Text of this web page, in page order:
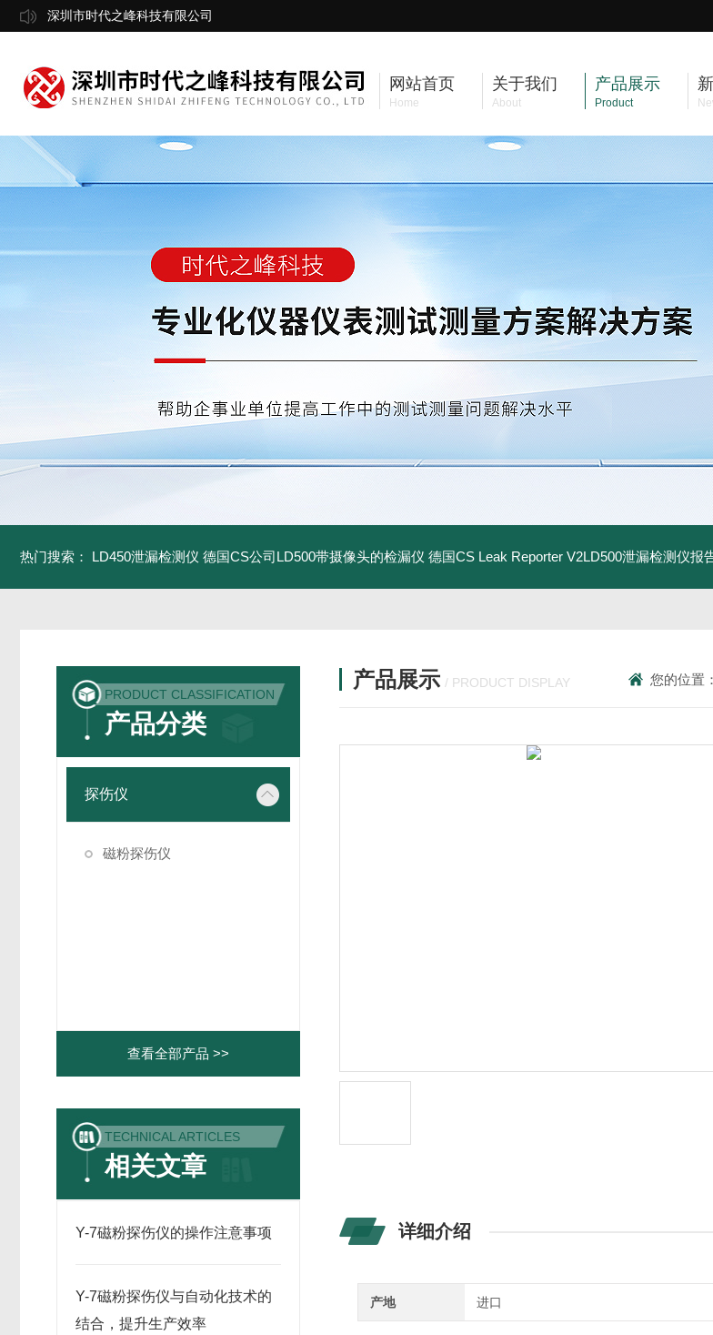
深圳市时代之峰科技有限公司
网站首页
Home
关于我们
About
产品展示
Product
热门搜索： LD450泄漏检测仪 德国CS公司LD500带摄像头的检漏仪 德国CS Leak Reporter V2LD500泄漏检测仪报
PRODUCT CLASSIFICATION
产品分类
探伤仪
磁粉探伤仪
查看全部产品 >>
TECHNICAL ARTICLES
相关文章
Y-7磁粉探伤仪的操作注意事项
Y-7磁粉探伤仪与自动化技术的
结合，提升生产效率
产品展示 / PRODUCT DISPLAY 您的位置
详细介绍
产地 进口